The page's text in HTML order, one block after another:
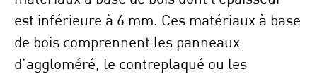
est inférieure à 6 mm. Ces matériaux à base
de bois comprennent les panneaux
d’aggloméré, le contreplaqué ou les